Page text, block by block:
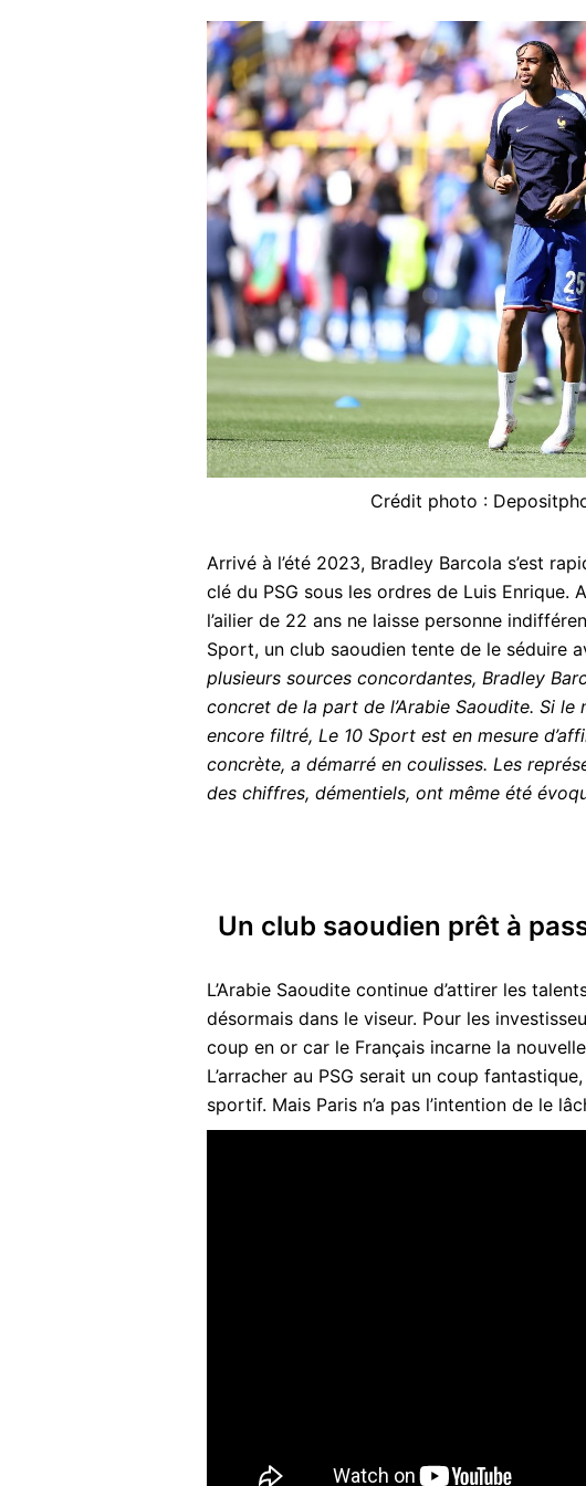
Crédit photo :
Arrivé à l’été 2023, Bradley Barcola s’est
clé du PSG sous les ordres de Luis Enrique.
l’ailier de 22 ans ne laisse personne
Sport, un club saoudien tente de le séduire
plusieurs sources concordantes, Bradley
concret de la part de l’Arabie Saoudite. Si le
encore filtré, Le 10 Sport est en mesure
concrète, a démarré en coulisses. Les
des chiffres, démentiels, ont même été
Un club saoudien prêt à
L’Arabie Saoudite continue d’attirer les
désormais dans le viseur. Pour les
coup en or car le Français incarne la
L’arracher au PSG serait un coup
sportif. Mais Paris n’a pas l’intention de le